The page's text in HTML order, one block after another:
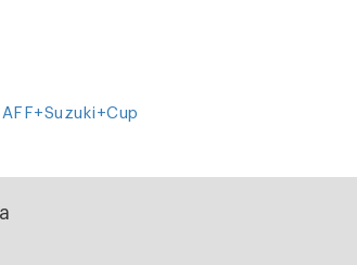
AFF+Suzuki+Cup